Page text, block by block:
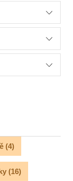
(4)
(16)